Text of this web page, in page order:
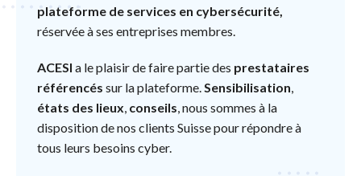
plateforme de services en cybersécurité,
réservée à ses entreprises membres.
ACESI a le plaisir de faire partie des prestataires
référencés sur la plateforme.Sensibilisation,
états des lieux, conseils, nous sommes à la
disposition de nos clients Suisse pour répondre à
tous leurs besoins cyber.